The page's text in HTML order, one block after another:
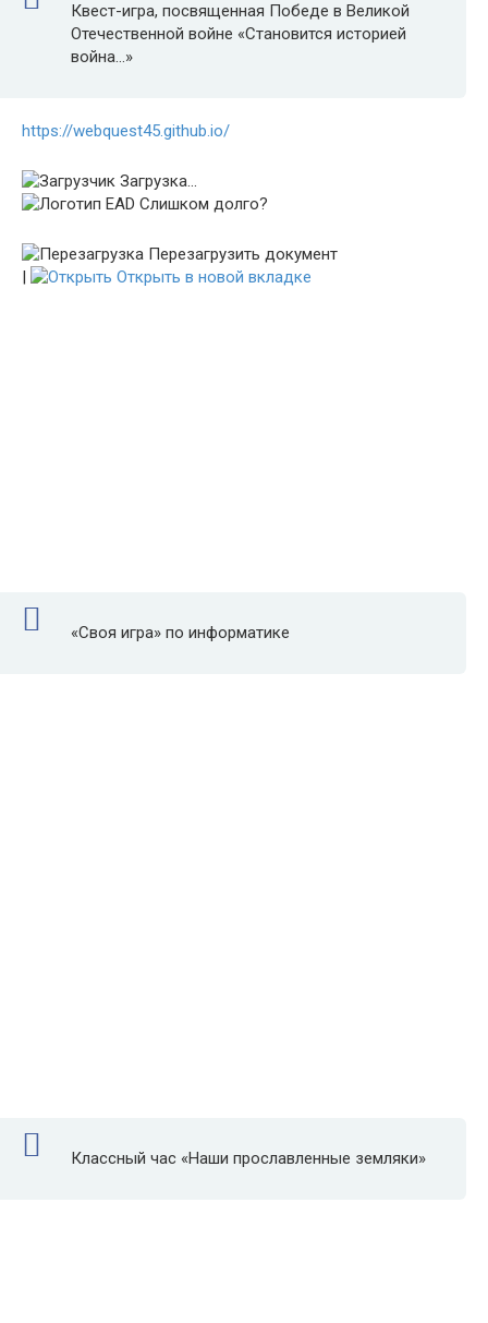
Квест-игра, посвященная Победе в Великой
Отечественной войне «Становится историей
война…»
https://webquest45.github.io/
Загрузка...
Слишком долго?
Перезагрузить документ
|
Открыть в новой вкладке
«Своя игра» по информатике
Классный час «Наши прославленные земляки»